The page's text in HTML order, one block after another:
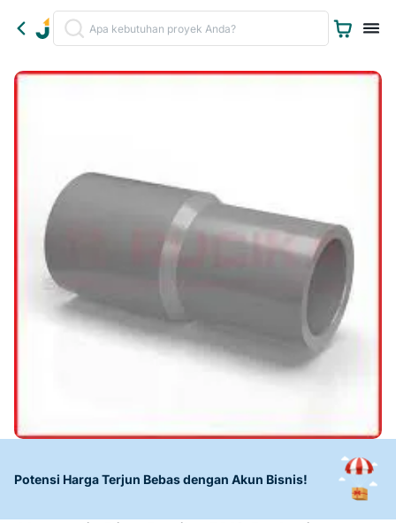
Potensi Harga Terjun Bebas dengan Akun Bisnis!